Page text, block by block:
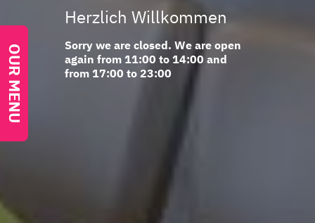
Herzlich Willkommen
Sorry we are closed. We are open
again from 11:00 to 14:00 and
from 17:00 to 23:00
OUR MENU